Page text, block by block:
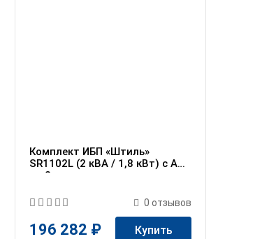
Комплект ИБП «Штиль»
SR1102L (2 кВА / 1,8 кВт) c АБ
на 2 ч
0 отзывов
196 282 ₽ Купить